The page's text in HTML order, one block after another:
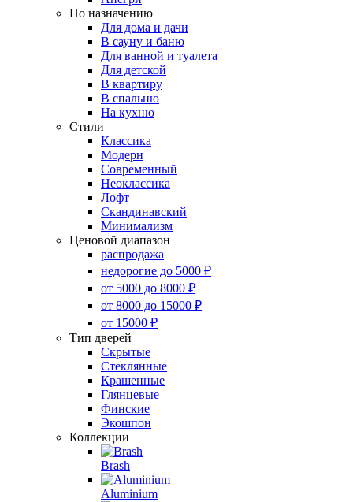
По назначению
Для дома и дачи
В сауну и баню
Для ванной и туалета
Для детской
В квартиру
В спальню
На кухню
Стили
Классика
Модерн
Современный
Неоклассика
Лофт
Скандинавский
Минимализм
Ценовой диапазон
распродажа
недорогие до 5000 ₽
от 5000 до 8000 ₽
от 8000 до 15000 ₽
от 15000 ₽
Тип дверей
Скрытые
Стеклянные
Крашенные
Глянцевые
Финские
Экошпон
Коллекции
Brash
Aluminium